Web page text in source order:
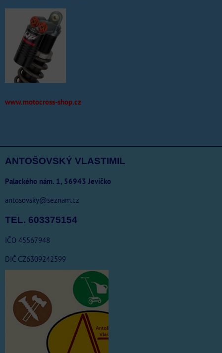
www.motocross-shop.cz
ANTOŠOVSKÝ VLASTIMIL
Palackého nám. 1, 56943 Jevíčko
antosovsky@seznam.cz
TEL. 603375154
IČO 45567948
DIČ CZ6309242599